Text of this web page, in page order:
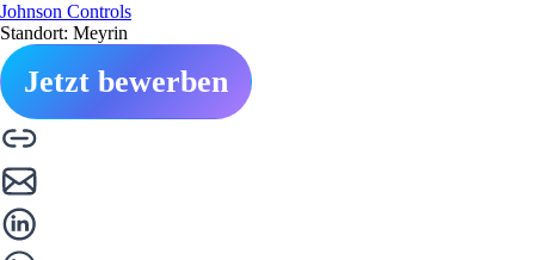
Johnson Controls
Standort: Meyrin
Jetzt bewerben